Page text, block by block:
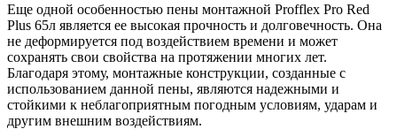
Еще одной особенностью пены монтажной Profflex Pro Red
Plus 65л является ее высокая прочность и долговечность. Она
не деформируется под воздействием времени и может
сохранять свои свойства на протяжении многих лет.
Благодаря этому, монтажные конструкции, созданные с
использованием данной пены, являются надежными и
стойкими к неблагоприятным погодным условиям, ударам и
другим внешним воздействиям.